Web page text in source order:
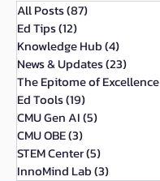
All Posts(87)
Ed Tips(12)
Knowledge Hub(4)
News & Updates(23)
The Epitome of Excellence
Ed Tools(19)
CMU Gen AI(5)
CMU OBE(3)
STEM Center(5)
InnoMind Lab(3)